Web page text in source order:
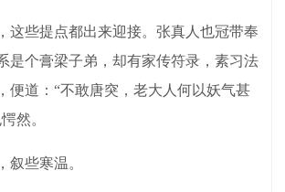
些提点都出来迎接。张真人也冠带奉
是个膏梁子弟，却有家传符录，素习法
便道：“不敢唐突，老大人何以妖气甚
然。
些寒温。